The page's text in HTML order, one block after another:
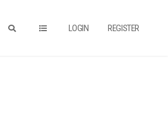
LOGIN REGISTER